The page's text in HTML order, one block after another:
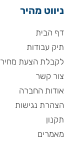
ניווט מהיר
דף הבית
תיק עבודות
לקבלת הצעת מחיר
צור קשר
אודות החברה
הצהרת נגישות
תקנון
מאמרים